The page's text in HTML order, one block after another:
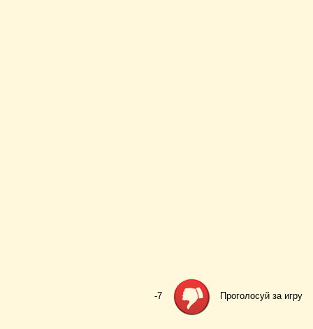
-7 Проголосуй за игру